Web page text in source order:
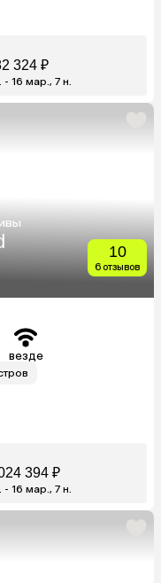
324 ₽
16 мар., 7 н.
10
6 отзывов
везде
394 ₽
16 мар., 7 н.